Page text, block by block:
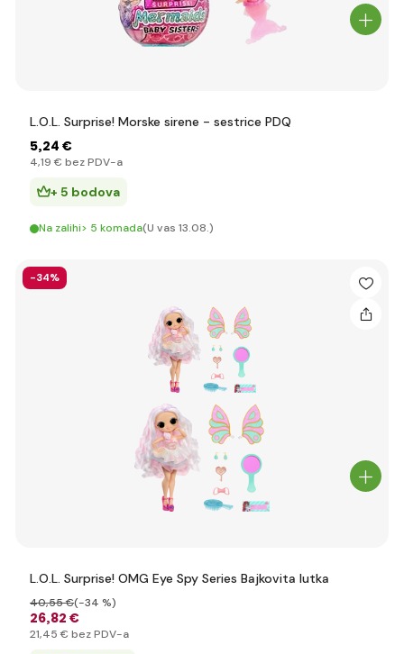
L.O.L. Surprise! Morske sirene - sestrice PDQ
5,24 €
4,19 € bez PDV-a
+ 5 bodova
Na zalihi> 5 komada(U vas 13.08.)
-34%
L.O.L. Surprise! OMG Eye Spy Series Bajkovita lutka
26,82 €
40,55 €(-34 %)
21,45 € bez PDV-a